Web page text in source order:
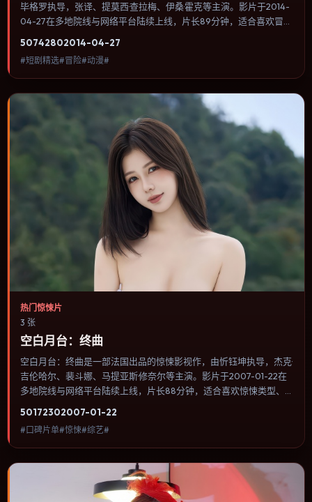
毕格罗执导，张译、提莫西·查拉梅、伊桑·霍克等主演。影片于2014-
04-27在多地院线与网络平台陆续上线，片长89分钟，适合喜欢冒险
情节推进，节奏与视听语言统一，可作为休闲观影或类型片补片的选
择。
50742802014-04-27
#短剧精选#冒险#动漫#
热门惊悚片
3 张
空白月台：终曲
空白月台：终曲是一部法国出品的惊悚影视作，由忻钰坤执导，杰克·
吉伦哈尔、裴斗娜、马提亚斯·修奈尔等主演。影片于2007-01-22在
多地院线与网络平台陆续上线，片长88分钟，适合喜欢惊悚类型、
奏与视听语言统一，可作为休闲观影或类型片补片的选择。
50172302007-01-22
#口碑片单#惊悚#综艺#